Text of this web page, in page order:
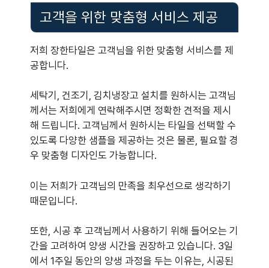
고객을 위한 맞춤형 서비스 제공
저희 장한타일은 고객님을 위한 맞춤형 서비스를 제
공합니다.
세탁기, 건조기, 김치냉장고 설치를 원하시는 고객님
께서는 저희에게 연락해주시면 정확한 견적을 제시
해 드립니다. 고객님께서 원하시는 타일을 선택할 수
있도록 다양한 샘플을 제공하는 것은 물론, 필요할 경
우 맞춤형 디자인도 가능합니다.
이는 저희가 고객님의 만족을 최우선으로 생각하기
때문입니다.
또한, 시공 후 고객님께서 사용하기 위해 들어오는 기
간을 고려하여 양생 시간을 권장하고 있습니다. 3일
에서 1주일 동안의 양생 과정을 두는 이유는, 시공된